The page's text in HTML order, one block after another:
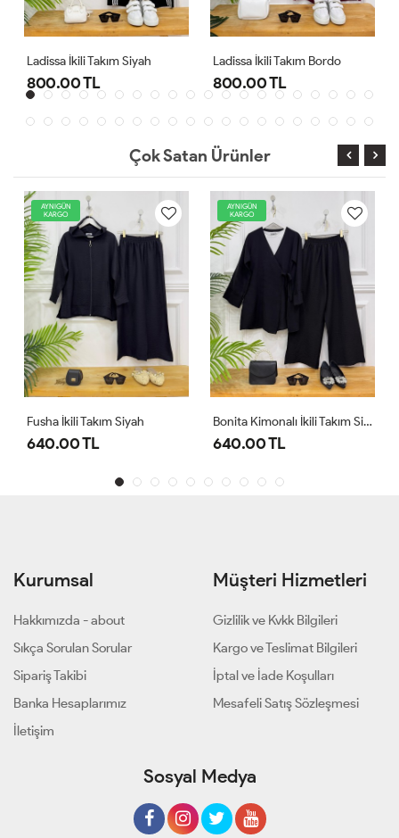
Siyah Ladissa İkili Takım Bordo Ladissa İkili Takım
Çok Satan Ürünler
AYNIGÜN
KARGO
Fusha İkili Takım Siyah
640.00 TL
AYNIGÜN
KARGO
Bonita Kimonalı İkili Takım Siyah
640.00 TL
Kurumsal
Hakkımızda - about
Sıkça Sorulan Sorular
Sipariş Takibi
Banka Hesaplarımız
İletişim
Müşteri Hizmetleri
Gizlilik ve Kvkk Bilgileri
Kargo ve Teslimat Bilgileri
İptal ve İade Koşulları
Mesafeli Satış Sözleşmesi
Sosyal Medya